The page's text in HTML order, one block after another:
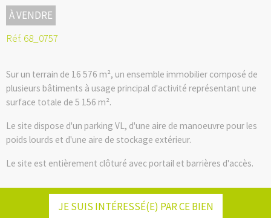
À VENDRE
Réf. 68_0757
Sur un terrain de 16 576 m², un ensemble immobilier composé de
plusieurs bâtiments à usage principal d'activité représentant une
surface totale de 5 156 m².
Le site dispose d'un parking VL, d'une aire de manoeuvre pour les
poids lourds et d'une aire de stockage extérieur.
Le site est entièrement clôturé avec portail et barrières d'accès.
Le prix de vente est présenté net vendeur : les honoraires sont de
5%(HT) du montant du prix de vente à la charge de l’acquéreur
FacebookTwitterLinkedInEmail
JE SUIS INTÉRESSÉ(E) PAR CE BIEN